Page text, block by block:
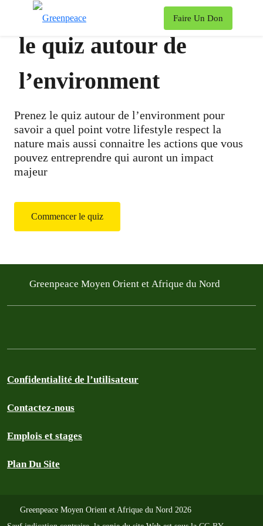
Faire Un Don
le quiz autour de
l’environment
Prenez le quiz autour de l’environment pour
savoir a quel point votre lifestyle respect la
nature mais aussi connaitre les actions que vous
pouvez entreprendre qui auront un impact
majeur
Commencer le quiz
Greenpeace Moyen Orient et Afrique du Nord
Confidentialité de l’utilisateur
Contactez-nous
Emplois et stages
Plan Du Site
Greenpeace Moyen Orient et Afrique du Nord 2026